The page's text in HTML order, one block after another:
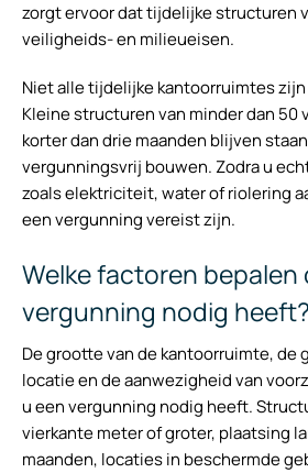
zorgt ervoor dat tijdelijke structuren
veiligheids- en milieueisen.
Niet alle tijdelijke kantoorruimtes
Kleine structuren van minder dan 50
korter dan drie maanden blijven
vergunningsvrij bouwen. Zodra u
zoals elektriciteit, water of riolering
een vergunning vereist zijn.
Welke factoren bepalen
vergunning nodig heeft?
De grootte van de kantoorruimte, de
locatie en de aanwezigheid van
u een vergunning nodig heeft.
vierkante meter of groter, plaatsing
maanden, locaties in beschermde